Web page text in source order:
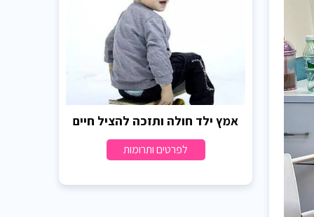
אמץ ילד חולה ותזכה להציל חיים
לפרטים ותרומות